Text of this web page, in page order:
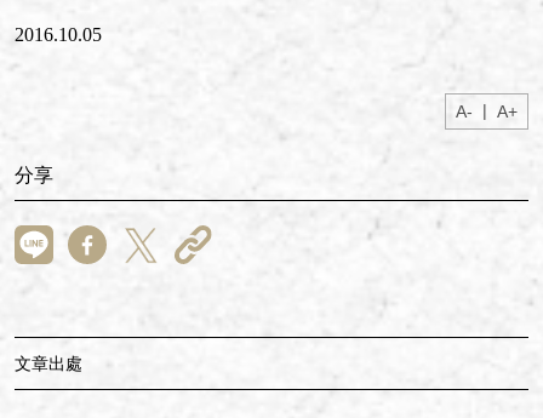
2016.10.05
A- | A+
分享
文章出處